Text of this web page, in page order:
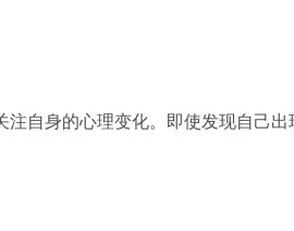
自身的心理变化。即使发现自己